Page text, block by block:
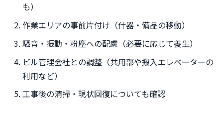
も）
作業エリアの事前片付け（什器・備品の移動）
騒音・振動・粉塵への配慮（必要に応じて養生）
ビル管理会社との調整（共用部や搬入エレベーターの
利用など）
工事後の清掃・現状回復についても確認